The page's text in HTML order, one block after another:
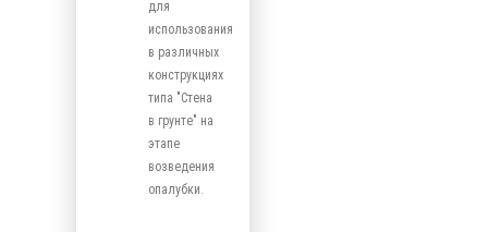
для
использования
в различных
конструкциях
типа "Стена
в грунте" на
этапе
возведения
опалубки.